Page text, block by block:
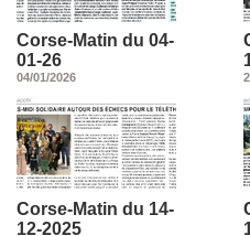
Corse-Matin du 04-
01-26
04/01/2026
Corse-Matin du 14-
12-2025